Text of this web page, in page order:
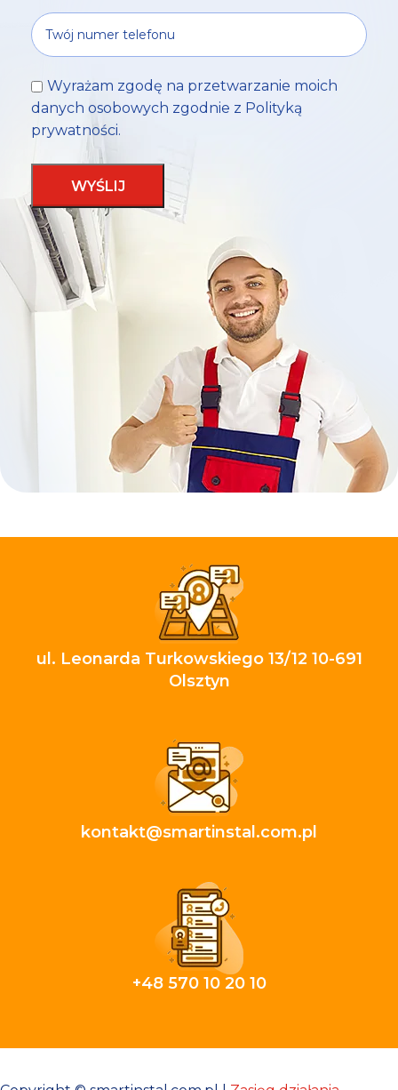
Wyrażam zgodę na przetwarzanie moich
danych osobowych zgodnie z Polityką
prywatności.
ul. Leonarda Turkowskiego 13/12 10-691
Olsztyn
kontakt@smartinstal.com.pl
+48 570 10 20 10